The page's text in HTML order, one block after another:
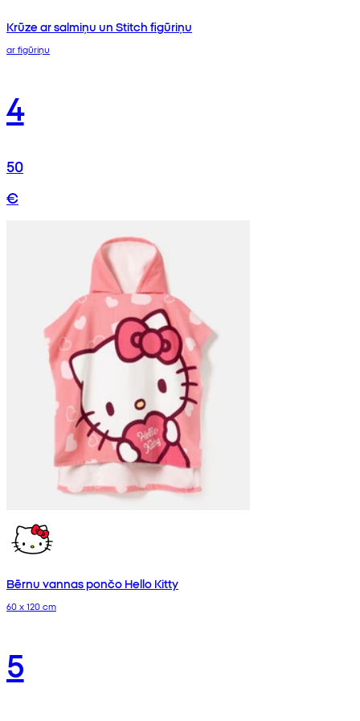
Krūze ar salmiņu un Stitch figūriņu
ar figūriņu
4
50
€
Bērnu vannas pončo Hello Kitty
60 x 120 cm
5